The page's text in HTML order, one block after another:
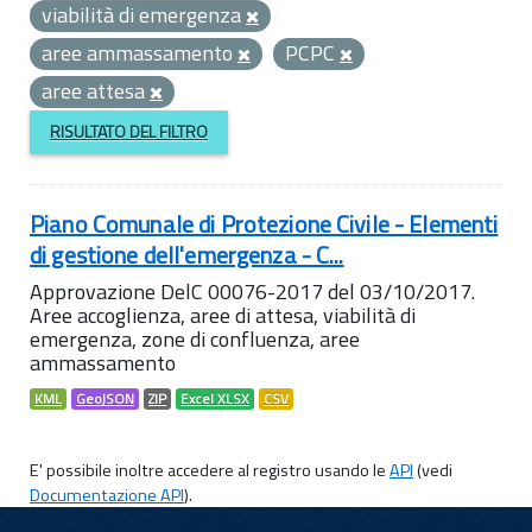
viabilità di emergenza
aree ammassamento
PCPC
aree attesa
RISULTATO DEL FILTRO
Piano Comunale di Protezione Civile - Elementi
di gestione dell'emergenza - C...
Approvazione DelC 00076-2017 del 03/10/2017.
Aree accoglienza, aree di attesa, viabilità di
emergenza, zone di confluenza, aree
ammassamento
KML GeoJSON ZIP Excel XLSX CSV
E' possibile inoltre accedere al registro usando leAPI(vedi
Documentazione API).